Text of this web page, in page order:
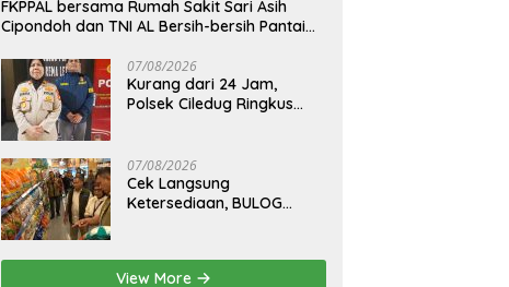
FKPPAL bersama Rumah Sakit Sari Asih
Cipondoh dan TNI AL Bersih-bersih Pantai
07/08/2026
Kurang dari 24 Jam,
Polsek Ciledug Ringkus
07/08/2026
Cek Langsung
Ketersediaan, BULOG
View More